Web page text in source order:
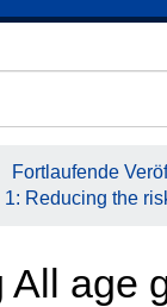
Fortlaufende
1: Reducing the
All age